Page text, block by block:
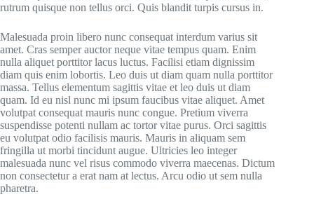
rutrum quisque non tellus orci. Quis blandit turpis cursus in.
Malesuada proin libero nunc consequat interdum varius sit
amet. Cras semper auctor neque vitae tempus quam. Enim
nulla aliquet porttitor lacus luctus. Facilisi etiam dignissim
diam quis enim lobortis. Leo duis ut diam quam nulla porttitor
massa. Tellus elementum sagittis vitae et leo duis ut diam
quam. Id eu nisl nunc mi ipsum faucibus vitae aliquet. Amet
volutpat consequat mauris nunc congue. Pretium viverra
suspendisse potenti nullam ac tortor vitae purus. Orci sagittis
eu volutpat odio facilisis mauris. Mauris in aliquam sem
fringilla ut morbi tincidunt augue. Ultricies leo integer
malesuada nunc vel risus commodo viverra maecenas. Dictum
non consectetur a erat nam at lectus. Arcu odio ut sem nulla
pharetra.